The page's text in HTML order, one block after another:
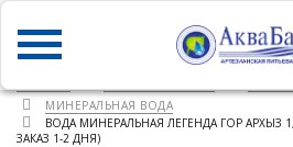
МИНЕРАЛЬНАЯ ВОДА
ВОДА МИНЕРАЛЬНАЯ ЛЕГЕНДА ГОР АРХЫЗ
ЗАКАЗ 1-2 ДНЯ)